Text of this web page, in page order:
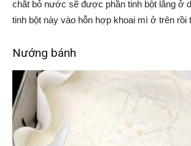
chắt bỏ nước sẽ được phần tinh bột lắng ở
tinh bột này vào hỗn hợp khoai mì ở trên rồi
Nướng bánh